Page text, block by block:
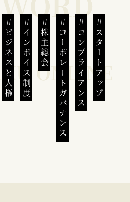
ビジネスと人権インボイス制度 株主総会 コーポレートガバナンスコンプライアンススタートアップ